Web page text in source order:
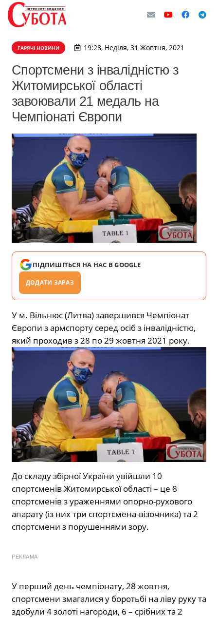
ГАРЯЧІ НОВИНИ 19:28, Неділя, 31 Жовтня, 2021
Спортсмени з інвалідністю з
Житомирської області
завоювали 21 медаль на
Чемпіонаті Європи
ПІДПИШІТЬСЯ НА НАС В GOOGLE
ДОДАТИ ЗАРАЗ
У м. Вільнюс (Литва) завершився Чемпіонат
Європи з армспорту серед осіб з інвалідністю,
який проходив з 28 по 29 жовтня 2021 року.
До складу збірної України увійшли 10
спортсменів Житомирської області – це 8
спортсменів з ураженнями опорно-рухового
апарату (із них три спортсмена-візочника) та 2
спортсмени з порушеннями зору.
РЕКЛАМА
У перший день чемпіонату, 28 жовтня,
спортсмени змагалися у боротьбі на ліву руку та
здобули 4 золоті нагороди, 6 – срібних та 2